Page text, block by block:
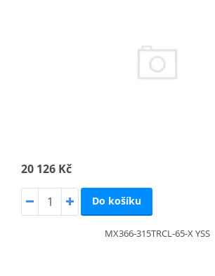
20 126 Kč
Do košíku
MX366-315TRCL-65-X YSS